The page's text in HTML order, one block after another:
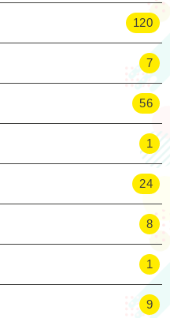
120
7
56
1
24
8
1
9